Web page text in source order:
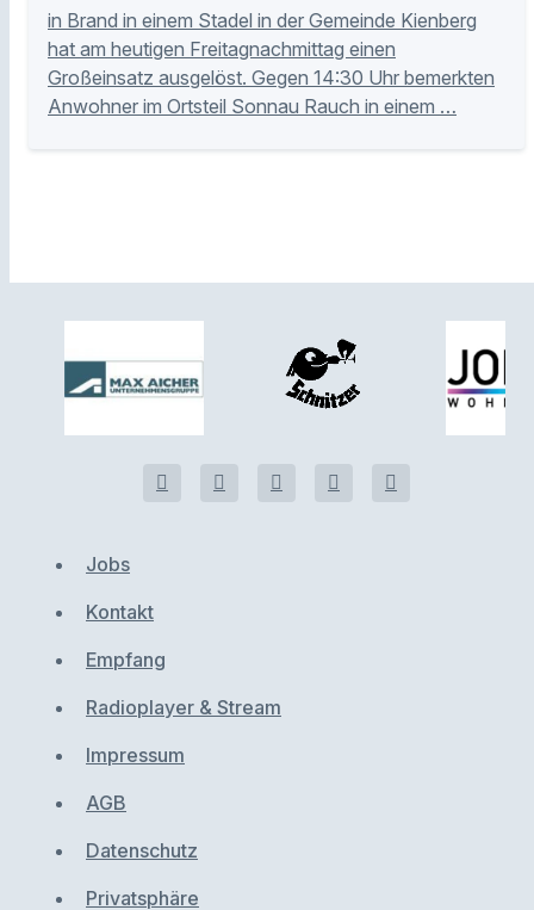
in Brand in einem Stadel in der Gemeinde Kienberg
hat am heutigen Freitagnachmittag einen
Großeinsatz ausgelöst. Gegen 14:30 Uhr bemerkten
Anwohner im Ortsteil Sonnau Rauch in einem …
Jobs
Kontakt
Empfang
Radioplayer & Stream
Impressum
AGB
Datenschutz
Privatsphäre